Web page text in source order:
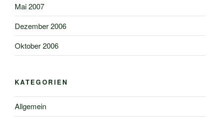
Mai 2007
Dezember 2006
Oktober 2006
KATEGORIEN
Allgemein